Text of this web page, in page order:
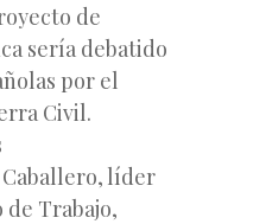
de
sería debatido
por el
Civil.
Caballero, líder
de Trabajo,